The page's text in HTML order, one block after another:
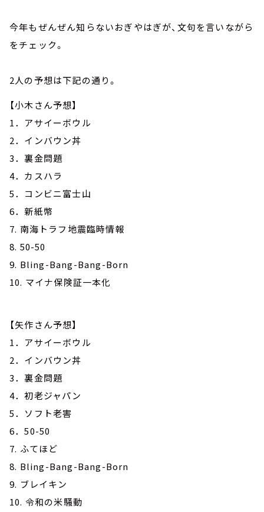
今年もぜんぜん知らないおぎやはぎが、文句を言いながら
をチェック。
2人の予想は下記の通り。
【小木さん予想】
1．アサイーボウル
2．インバウン丼
3．裏金問題
4．カスハラ
5．コンビニ富士山
6．新紙幣
7. 南海トラフ地震臨時情報
8. 50-50
9. Bling-Bang-Bang-Born
10. マイナ保険証一本化
【矢作さん予想】
1．アサイーボウル
2．インバウン丼
3．裏金問題
4．初老ジャパン
5．ソフト老害
6．50-50
7. ふてほど
8. Bling-Bang-Bang-Born
9. ブレイキン
10. 令和の米騒動